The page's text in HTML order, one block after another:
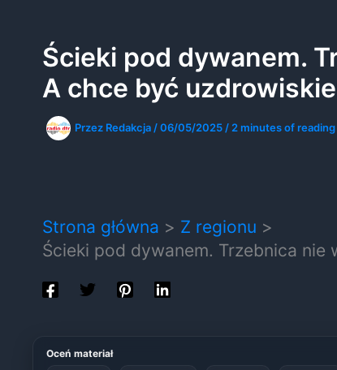
Ścieki pod dywanem.
A chce być
Przez Redakcja /06/05/2025 / 2 minutes of reading
Strona główna
Z regionu
Ścieki pod dywanem. Trzebnica
Oceń materiał